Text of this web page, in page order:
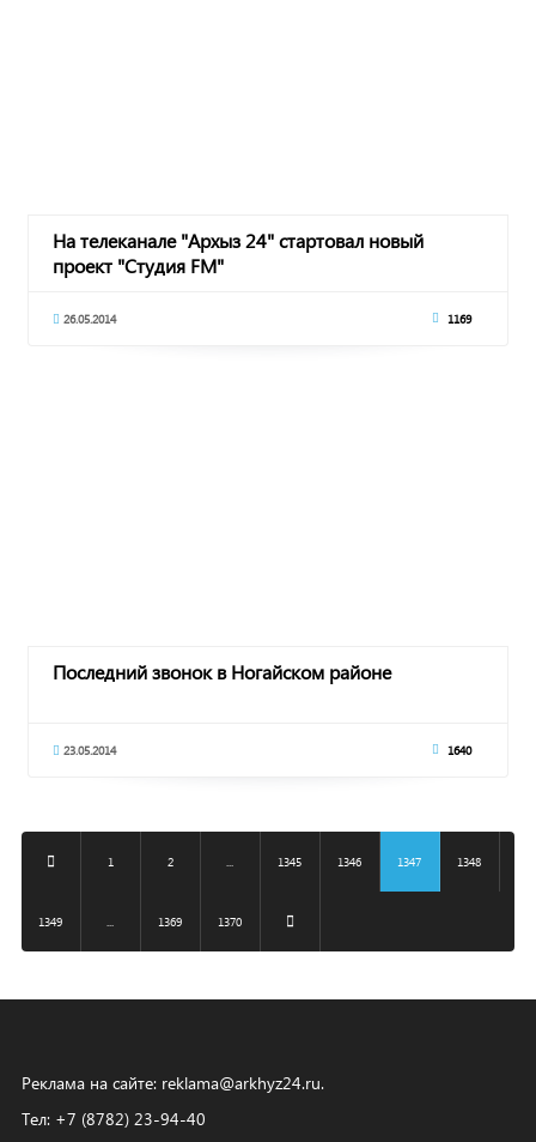
На телеканале "Архыз 24" стартовал новый
проект "Студия FM"
26.05.2014 1169
Последний звонок в Ногайском районе
23.05.2014 1640
1 2 1345 1346 1347 1348
1349 1369 1370
Реклама на сайте: reklama@arkhyz24.ru.
Тел: +7 (8782) 23‑94‑40